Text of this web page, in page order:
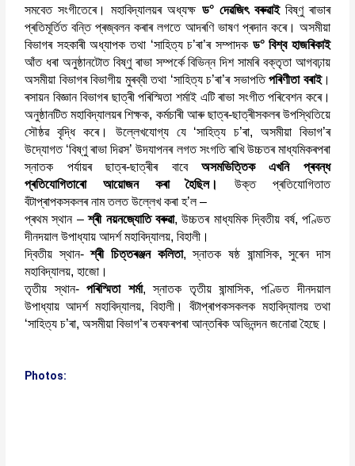
সমবেত সংগীতেৰে। মহাবিদ্যালয়ৰ অধ্যক্ষ ড° দেৱজিৎ বৰুৱাইবিষ্ণু ৰাভাৰ
প্ৰতিমূৰ্তিত বন্তি প্ৰজ্বলন কৰাৰ লগতে আদৰণি ভাষণ প্ৰদান কৰে। অসমীয়া
বিভাগৰ সহকাৰী অধ্যাপক তথা ‘সাহিত্য চ’ৰা’ৰ সম্পাদক ড° বিশ্ব হাজৰিকাই
আঁত ধৰা অনুষ্ঠানটোত বিষ্ণু ৰাভা সম্পৰ্কে বিভিন্ন দিশ সামৰি বক্তৃতা আগবঢ়ায়
অসমীয়া বিভাগৰ বিভাগীয় মুৰব্বী তথা ‘সাহিত্য চ’ৰা’ৰ সভাপতিপৰিণীতা বৰাই।
ৰসায়ন বিজ্ঞান বিভাগৰ ছাত্ৰী পৰিস্মিতা শৰ্মাই এটি ৰাভা সংগীত পৰিবেশন কৰে।
অনুষ্ঠানটিত মহাবিদ্যালয়ৰ শিক্ষক, কৰ্মচাৰী আৰু ছাত্ৰ-ছাত্ৰীসকলৰ উপস্থিতিয়ে
সৌষ্ঠৱ বৃদ্ধি কৰে। উল্লেখযোগ্য যে ‘সাহিত্য চ’ৰা, অসমীয়া বিভাগ’ৰ
উদ্যোগত ‘বিষ্ণু ৰাভা দিৱস’ উদযাপনৰ লগত সংগতি ৰাখি উচ্চতৰ মাধ্যমিকৰপৰা
স্নাতক পৰ্যায়ৰ ছাত্ৰ-ছাত্ৰীৰ বাবে অসমভিত্তিক এখনি প্ৰবন্ধ
প্ৰতিযোগিতাৰো আয়োজন কৰা হৈছিল।
উক্ত প্ৰতিযোগিতাত
বঁটাপ্ৰাপকসকলৰ নাম তলত উল্লেখ কৰা হ’ল –
প্ৰথম স্থান –শ্ৰী নয়নজ্যোতি বৰুৱা, উচ্চতৰ মাধ্যমিক দ্বিতীয় বৰ্ষ, পণ্ডিত
দীনদয়াল উপাধ্যায় আদৰ্শ মহাবিদ্যালয়, বিহালী।
দ্বিতীয় স্থান-শ্ৰী চিত্তৰঞ্জন কলিতা, স্নাতক ষষ্ঠ ষান্মাসিক, সুৰেন দাস
মহাবিদ্যালয়, হাজো।
তৃতীয় স্থান-পৰিস্মিতা শৰ্মা, স্নাতক তৃতীয় ষান্মাসিক, পণ্ডিত দীনদয়াল
উপাধ্যায় আদৰ্শ মহাবিদ্যালয়, বিহালী। বঁটাপ্ৰাপকসকলক মহাবিদ্যালয় তথা
‘সাহিত্য চ’ৰা, অসমীয়া বিভাগ’ৰ তৰফৰপৰা আন্তৰিক অভিনন্দন জনোৱা হৈছে।
Photos: